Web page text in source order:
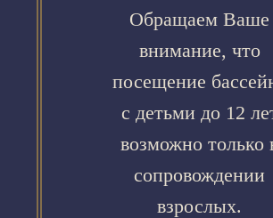
Обращаем Ваше
внимание, что
посещение
с детьми до 12
возможно только
сопровождении
взрослых.